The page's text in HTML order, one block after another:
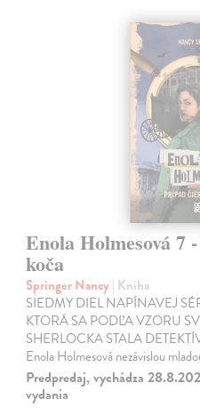
Enola Holmesová 7
koča
Springer Nancy| Kniha
SIEDMY DIEL NAPÍNAVEJ
KTORÁ SA PODĽA VZORU
SHERLOCKA STALA
Enola Holmesová nezávislou
Predpredaj, vychádza
vydania